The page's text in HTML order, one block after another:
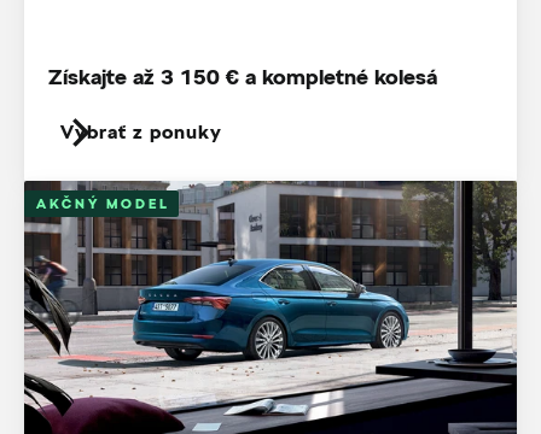
Vybrať z ponuky
Získajte až 3 150 € a kompletné kolesá
AKČNÝ MODEL